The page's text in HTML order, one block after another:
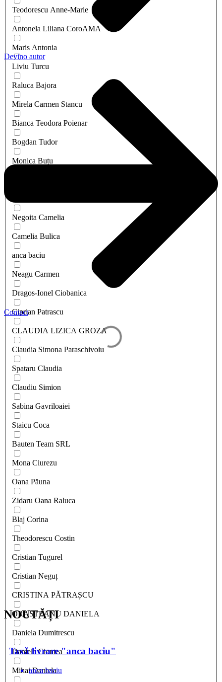
Teodorescu Anne-Marie
Antonela Liliana CoroAMA
Maris Antonia
Liviu Turcu
Raluca Bajora
Mirela Carmen Stancu
Bianca Teodora Poienar
Bogdan Tudor
Monica Buțu
Negoita Camelia
Camelia Bulica
anca baciu
Neagu Carmen
Dragos-Ionel Ciobanica
Ciprian Patrascu
CLAUDIA LIZICA GROZA
Claudia Simona Paraschivoiu
Spataru Claudia
Claudiu Simion
Sabina Gavriloaiei
Staicu Coca
Bauten Team SRL
Mona Ciurezu
Oana Păuna
Zidaru Oana Raluca
Blaj Corina
Theodorescu Costin
Cristian Tugurel
Cristian Neguț
CRISTINA PĂTRAȘCU
ORASTEANU DANIELA
Daniela Dumitrescu
Daniela Ciontea
Mihai Daniela
Devino autor
Contact
NOUTĂȚI
Taxă livrare "anca baciu"
anca baciu